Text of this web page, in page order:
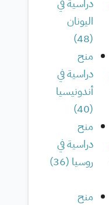
دراسية في
اليونان
(
48
)
منح
دراسية في
أندونيسيا
(
40
)
منح
دراسية في
روسيا (
36
)
منح